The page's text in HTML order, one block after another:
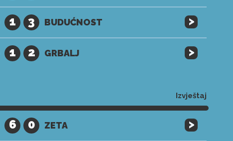
1 3 BUDUĆNOST >
1 2 GRBALJ >
Izvještaj
6 0 ZETA >